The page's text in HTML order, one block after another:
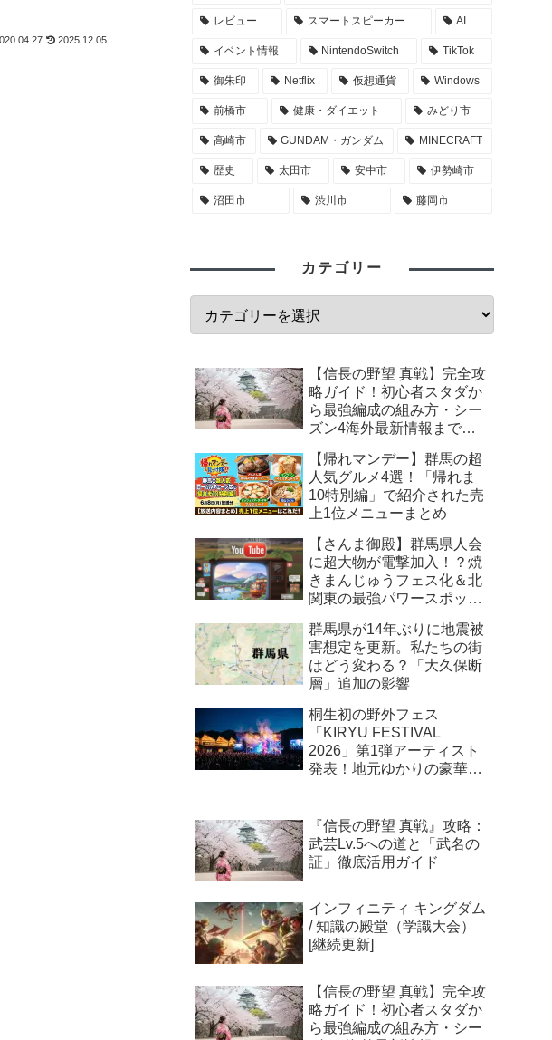
2025.12.05
レビュー スマートスピーカー AI
イベント情報 NintendoSwitch TikTok
御朱印 Netflix 仮想通貨 Windows
前橋市 健康・ダイエット みどり市
高崎市 GUNDAM・ガンダム MINECRAFT
歴史 太田市 安中市 伊勢崎市
沼田市 渋川市 藤岡市
カテゴリー
【信長の野望 真戦】完全攻
略ガイド！初心者スタダか
ら最強編成の組み方・シー
ズン4海外最新情報まで徹
【帰れマンデー】群馬の超
人気グルメ4選！「帰れま
10特別編」で紹介された売
上1位メニューまとめ
【さんま御殿】群馬県人会
に超大物が電撃加入！？焼
きまんじゅうフェス化＆北
関東の最強パワースポット
群馬県が14年ぶりに地震被
害想定を更新。私たちの街
はどう変わる？「大久保断
層」追加の影響
桐生初の野外フェス
「KIRYU FESTIVAL
2026」第1弾アーティスト
発表！地元ゆかりの豪華ユ
『信長の野望 真戦』攻略：
武芸Lv.5への道と「武名の
証」徹底活用ガイド
インフィニティ キングダム
/ 知識の殿堂（学識大会）
[継続更新]
【信長の野望 真戦】完全攻
略ガイド！初心者スタダか
ら最強編成の組み方・シー